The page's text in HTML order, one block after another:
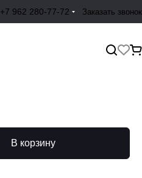
+7 962 280-77-72 Заказать звонок
В корзину